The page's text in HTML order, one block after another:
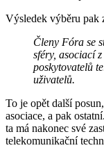
Výsledek výběru pak
Členy Fóra se
sféry, asociací
poskytovatelů
uživatelů.
To je opět další
asociace, a pak
ta má nakonec své
telekomunikační